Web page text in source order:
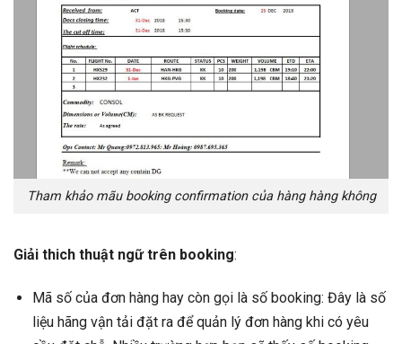
Tham khảo mãu booking confirmation của hàng hàng không
Giải thich thuật ngữ trên booking:
Mã số của đơn hàng hay còn gọi là số booking: Đây là số
liệu hãng vận tải đặt ra để quản lý đơn hàng khi có yêu